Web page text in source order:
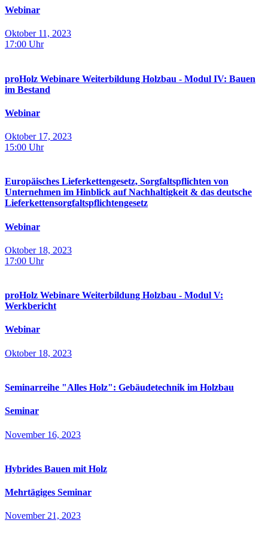
Webinar
Oktober 11, 2023
17:00 Uhr
proHolz Webinare Weiterbildung Holzbau - Modul IV: Bauen
im Bestand
Webinar
Oktober 17, 2023
15:00 Uhr
Europäisches Lieferkettengesetz, Sorgfaltspflichten von
Unternehmen im Hinblick auf Nachhaltigkeit & das deutsche
Lieferkettensorgfaltspflichtengesetz
Webinar
Oktober 18, 2023
17:00 Uhr
proHolz Webinare Weiterbildung Holzbau - Modul V:
Werkbericht
Webinar
Oktober 18, 2023
Seminarreihe "Alles Holz": Gebäudetechnik im Holzbau
Seminar
November 16, 2023
Hybrides Bauen mit Holz
Mehrtägiges Seminar
November 21, 2023